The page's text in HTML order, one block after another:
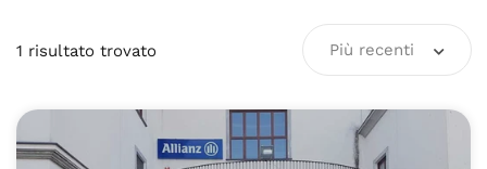
1 risultato trovato Più recenti